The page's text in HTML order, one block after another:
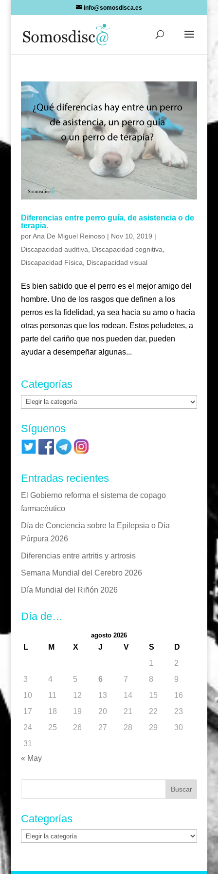
info@somosdisca.es
Diferencias entre perro guía, de asistencia o de
terapia.
porAna De Miguel Reinoso| Nov 10, 2019 |
Discapacidad auditiva
Discapacidad cognitiva
Discapacidad Física
Discapacidad visual
Es bien sabido que el perro es el mejor amigo del
hombre. Uno de los rasgos que definen a los
perros es la fidelidad, ya sea hacia su amo o hacia
otras personas que los rodean. Estos peludetes, a
parte del cariño que nos pueden dar, pueden
ayudar a desempeñar algunas...
Categorías
Categorías
Síguenos
Entradas recientes
El Gobierno reforma el sistema de copago
farmacéutico
Día de Conciencia sobre la Epilepsia o Día
Púrpura 2026
Diferencias entre artritis y artrosis
Semana Mundial del Cerebro 2026
Día Mundial del Riñón 2026
Día de…
agosto 2026
L M X J V S
D
1
2
3
4 5 6 7 8
9
10
11 12 13 14 15
16
17
18 19 20 21 22
23
24
25 26 27 28 29
30
31
« May
Buscar:
Categorías
Categorías